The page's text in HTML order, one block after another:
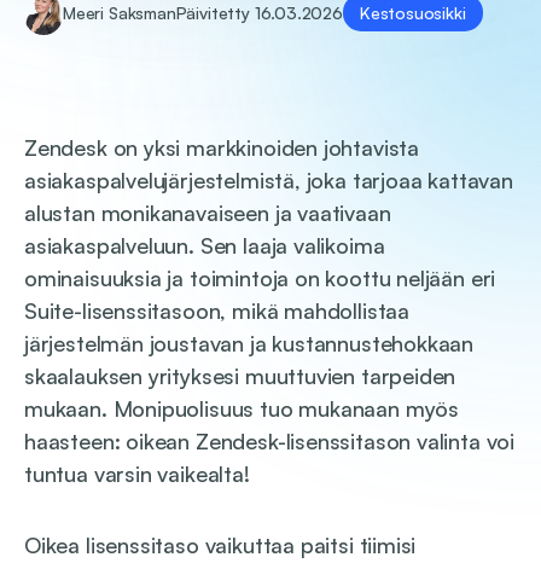
Meeri SaksmanPäivitetty 16.03.2026 Kestosuosikki
Zendesk on yksi markkinoiden johtavista
asiakaspalvelujärjestelmistä, joka tarjoaa kattavan
alustan monikanavaiseen ja vaativaan
asiakaspalveluun. Sen laaja valikoima
ominaisuuksia ja toimintoja on koottu neljään eri
Suite-lisenssitasoon, mikä mahdollistaa
järjestelmän joustavan ja kustannustehokkaan
skaalauksen yrityksesi muuttuvien tarpeiden
mukaan. Monipuolisuus tuo mukanaan myös
haasteen: oikean Zendesk-lisenssitason valinta voi
tuntua varsin vaikealta!
Oikea lisenssitaso vaikuttaa paitsi tiimisi